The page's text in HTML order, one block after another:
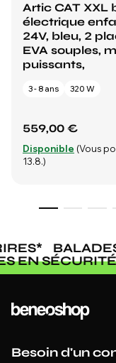
Artic CAT XXL
électrique
24V, bleu, 2
EVA souples,
puissants,
3 - 8 ans 320 W
559,00 €
Disponible (Vous
13.8.)
* BALADES
EN
Besoin d'un